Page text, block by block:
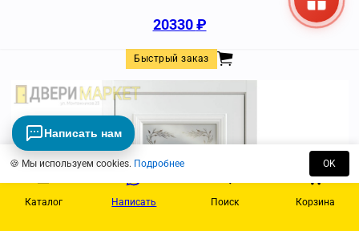
20330₽
Быстрый заказ
Каталог Написать Поиск Корзина
🍪 Мы используем cookies. Подробнее OK
Написать нам